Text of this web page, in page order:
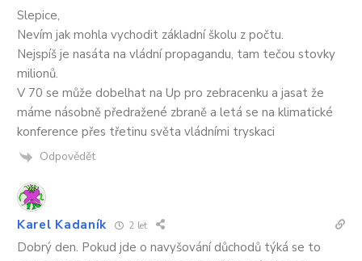
Slepice,
Nevím jak mohla vychodit základní školu z počtu.
Nejspíš je nasáta na vládní propagandu, tam tečou stovky
milionů.
V 70 se může dobelhat na Up pro zebracenku a jasat že
máme násobně předražené zbraně a letá se na klimatické
konference přes třetinu světa vládními tryskaci
Odpovědět
Karel Kadaník 2 let
Dobrý den. Pokud jde o navyšování důchodů týká se to